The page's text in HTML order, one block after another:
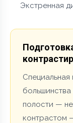
Экстренная
Специальная
полости —
контрастом